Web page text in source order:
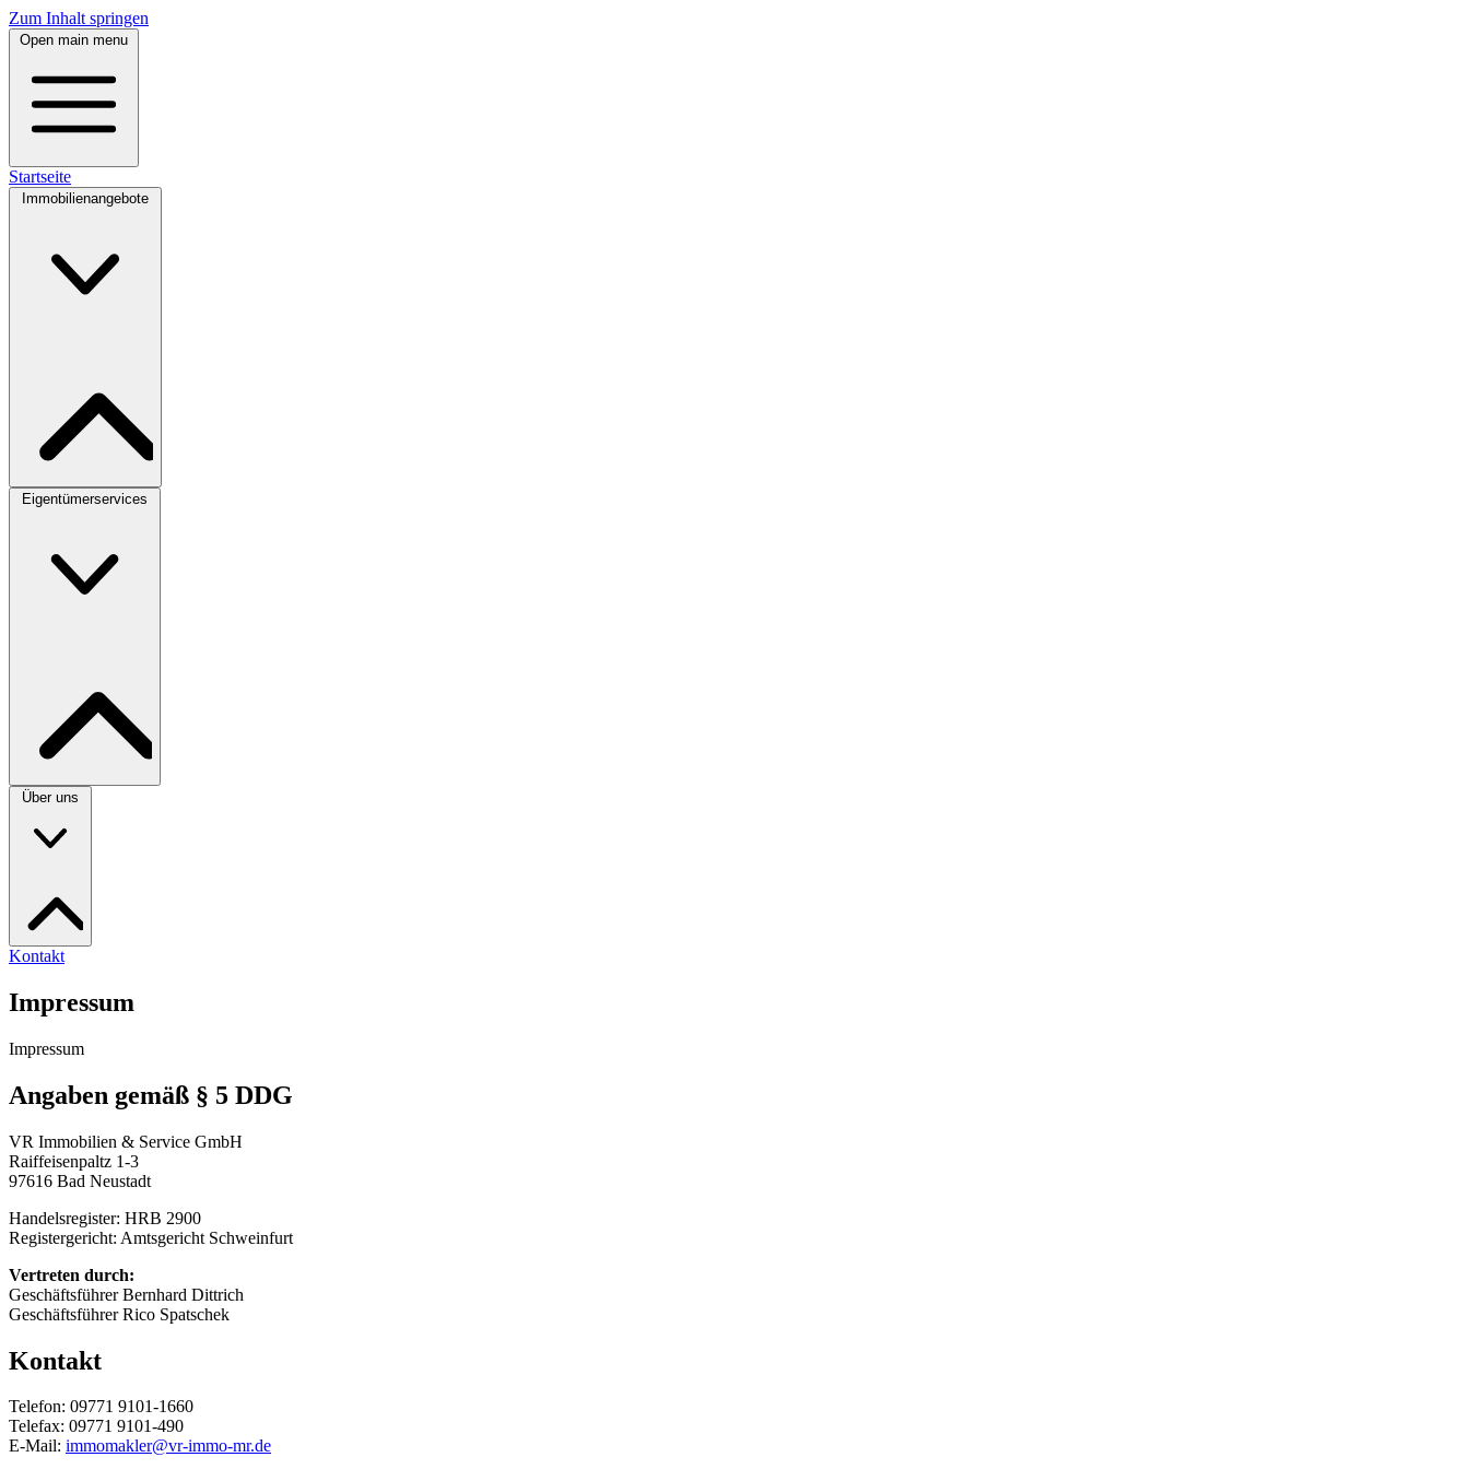
Zum Inhalt springen
Open main menu
Startseite
Immobilienangebote
Eigentümerservices
Über uns
Kontakt
Impressum
Impressum
Angaben gemäß § 5 DDG
VR Immobilien & Service GmbH
Raiffeisenpaltz 1-3
97616 Bad Neustadt
Handelsregister: HRB 2900
Registergericht: Amtsgericht Schweinfurt
Vertreten durch:
Geschäftsführer Bernhard Dittrich
Geschäftsführer Rico Spatschek
Kontakt
Telefon: 09771 9101-1660
Telefax: 09771 9101-490
E-Mail: immomakler@vr-immo-mr.de